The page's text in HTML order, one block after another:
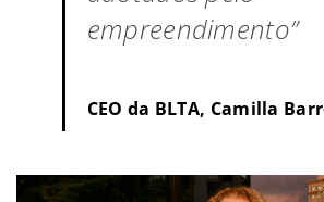
empreendimento”
CEO da BLTA, Camilla